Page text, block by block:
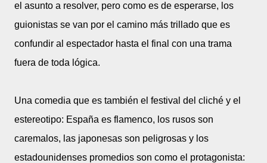
el asunto a resolver, pero como es de esperarse, los
guionistas se van por el camino más trillado que es
confundir al espectador hasta el final con una trama
fuera de toda lógica.
Una comedia que es también el festival del cliché y el
estereotipo: España es flamenco, los rusos son
caremalos, las japonesas son peligrosas y los
estadounidenses promedios son como el protagonista: